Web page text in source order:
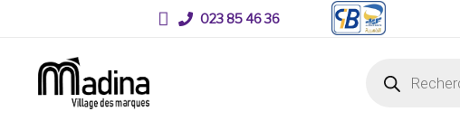
023 85 46 36